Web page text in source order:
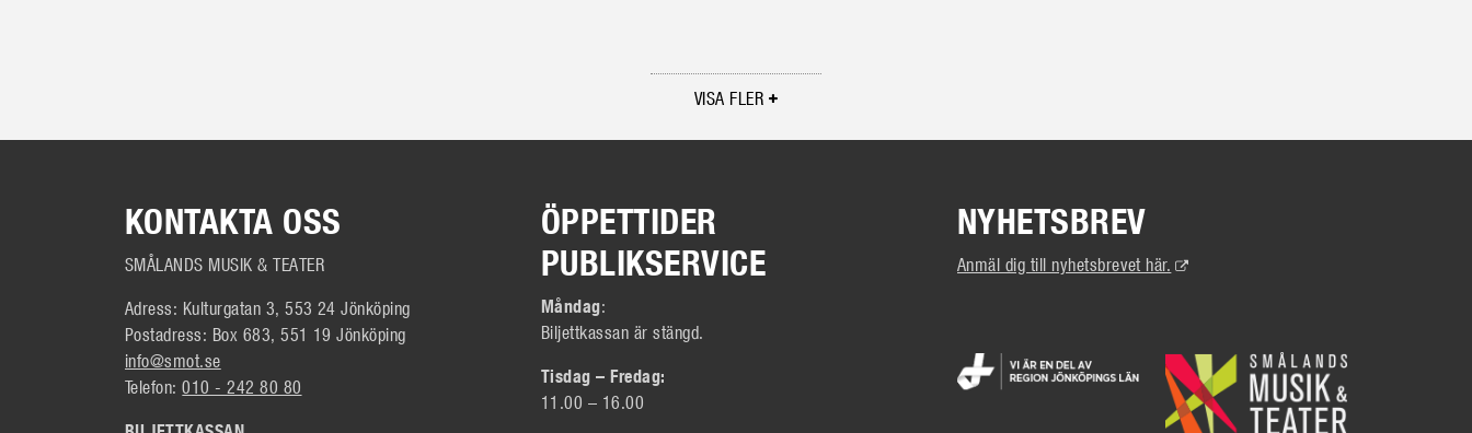
VISA FLER
KONTAKTA OSS
SMÅLANDS MUSIK & TEATER
Adress: Kulturgatan 3, 553 24 Jönköping
Postadress: Box 683, 551 19 Jönköping
info@smot.se
Telefon:010 - 242 80 80
ÖPPETTIDER
PUBLIKSERVICE
Måndag:
Biljettkassan är stängd.
Tisdag – Fredag:
11.00 – 16.00
NYHETSBREV
Anmäl dig till nyhetsbrevet här. (Extern